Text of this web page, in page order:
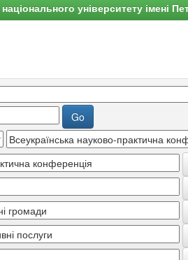
університету імені